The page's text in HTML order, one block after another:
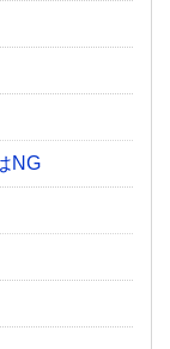
NG